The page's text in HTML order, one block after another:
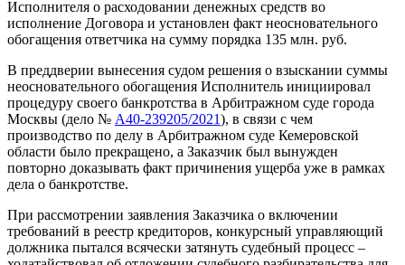
Исполнителя о расходовании денежных средств во
исполнение Договора и установлен факт неосновательного
обогащения ответчика на сумму порядка 135 млн. руб.
В преддверии вынесения судом решения о взыскании суммы
неосновательного обогащения Исполнитель инициировал
процедуру своего банкротства в Арбитражном суде города
Москвы (дело № А40-239205/2021), в связи с чем
производство по делу в Арбитражном суде Кемеровской
области было прекращено, а Заказчик был вынужден
повторно доказывать факт причинения ущерба уже в рамках
дела о банкротстве.
При рассмотрении заявления Заказчика о включении
требований в реестр кредиторов, конкурсный управляющий
должника пытался всячески затянуть судебный процесс –